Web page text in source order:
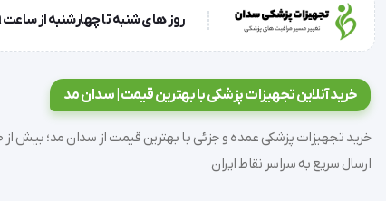
ویژگی و مشخصات فنی
برند: امسیگ (Emsig)
کشورساخت: آلمان
حداکثر ظرفیت وزن‌کشی: ۱۵۰ کیلوگرم
دقت اندازه‌گیری: ۱۰۰ گرم
روز های شنبه تا چهارشنبه از ساعت 9 الی 17 و روز پنجشنبه ساعت 9 الی 13
خرید آنلاین تجهیزات پزشکی با بهترین قیمت | سدان مد
ارسال سریع به سراسر نقاط ایران